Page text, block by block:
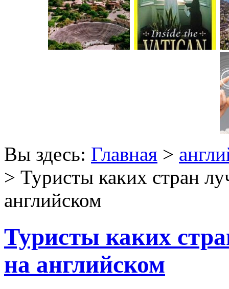
Вы здесь: Главная >
> Туристы каких стран
английском
Туристы каких
на английском